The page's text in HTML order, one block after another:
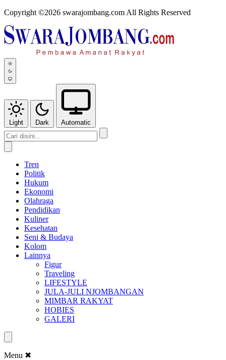
Copyright ©2026 swarajombang.com All Rights Reserved
Light Dark Automatic
Tren
Politik
Hukum
Ekonomi
Olahraga
Pendidikan
Kuliner
Kesehatan
Seni & Budaya
Kolom
Lainnya
Figur
Traveling
LIFESTYLE
JULA-JULI NJOMBANGAN
MIMBAR RAKYAT
HOBIES
GALERI
Menu ✖